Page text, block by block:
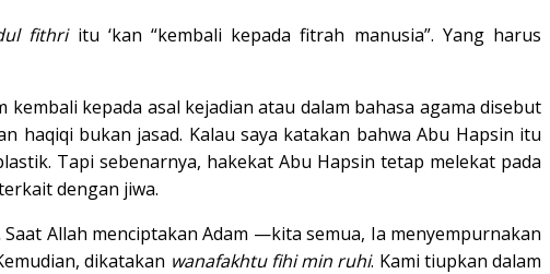
fithriitu ‘kan “kembali kepada fitrah manusia”. Yang harus
kepada asal kejadian atau dalam bahasa agama disebut
haqiqi bukan jasad. Kalau saya katakan bahwa Abu Hapsin itu
Tapi sebenarnya, hakekat Abu Hapsin tetap melekat pada
dengan jiwa.
Saat Allah menciptakan Adam —kita semua, Ia menyempurnakan
dikatakan wanafakhtu fihi min ruhi. Kami tiupkan dalam